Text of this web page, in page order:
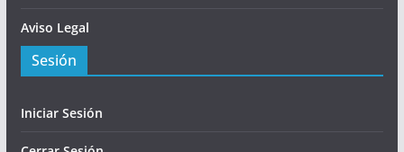
Aviso Legal
Sesión
Iniciar Sesión